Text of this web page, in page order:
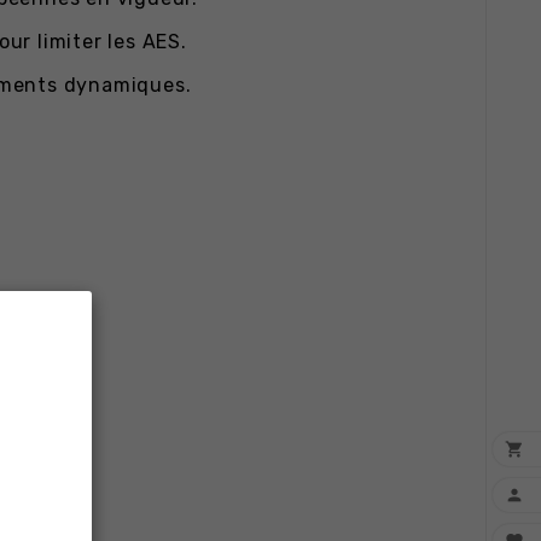
limiter les AES.
dynamiques.

